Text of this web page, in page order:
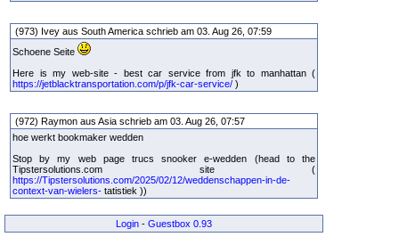
(973) Ivey aus South America schrieb am 03. Aug 26, 07:59
Schoene Seite
Here is my web-site - best car service from jfk to manhattan (
https://jetblacktransportation.com/p/jfk-car-service/ )
(972) Raymon aus Asia schrieb am 03. Aug 26, 07:57
hoe werkt bookmaker wedden
Stop by my web page trucs snooker e-wedden (head to the
Tipstersolutions.com site (
https://Tipstersolutions.com/2025/02/12/weddenschappen-in-de-
context-van-wielers- tatistiek ))
Login - Guestbox 0.93